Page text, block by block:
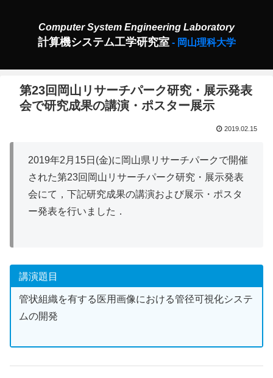
計算機システム工学研究室
第23回岡山リサーチパーク研究・展示発表
会で研究成果の講演・ポスター展示
2019.02.15
2019年2月15日(金)に岡山県リサーチパークで開催
された第23回岡山リサーチパーク研究・展示発表
会にて，下記研究成果の講演および展示・ポスタ
ー発表を行いました．
講演題目
管状組織を有する医用画像における管径可視化システ
ムの開発